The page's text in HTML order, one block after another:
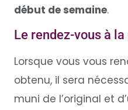
début de semaine.
Le rendez-vous à
Lorsque vous vous
obtenu, il sera
muni de l’original et